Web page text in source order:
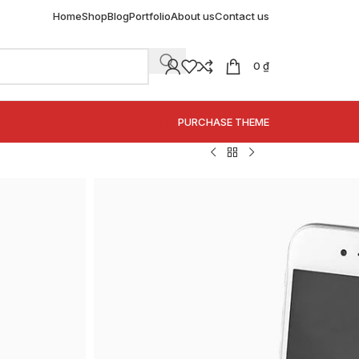
HomeShopBlogPortfolioAbout usContact us
0 ₫
PURCHASE THEME